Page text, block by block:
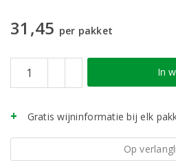
31,45 per pakket
In
Gratis wijninformatie bij elk
Op